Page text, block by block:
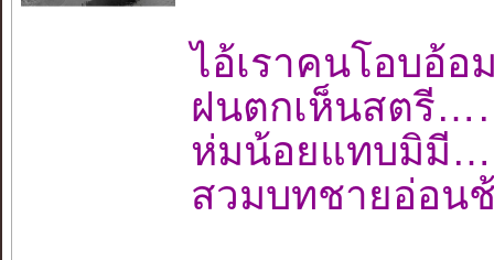
ไอ้เราคนโอบ
ฝนตกเห็นสต
ห่มน้อยแทบมิ
สวมบทชายอ่อ